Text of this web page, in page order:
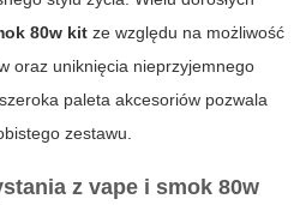
80w kit ze względu na możliwość
oraz uniknięcia nieprzyjemnego
paleta akcesoriów pozwala
zestawu.
z vape i smok 80w